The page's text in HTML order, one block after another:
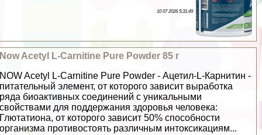
10 07 2026 5:31:49
Now Acetyl L-Carnitine Pure Powder 85 г
NOW Acetyl L-Carnitine Pure Powder - Ацетил-L-Карнитин -
питательный элемент, от которого зависит выработка
ряда биоактивных соединений с уникальными
свойствами для поддержания здоровья человека:
Глютатиона, от которого зависит 50% способности
организма противостоять различным интоксикациям...